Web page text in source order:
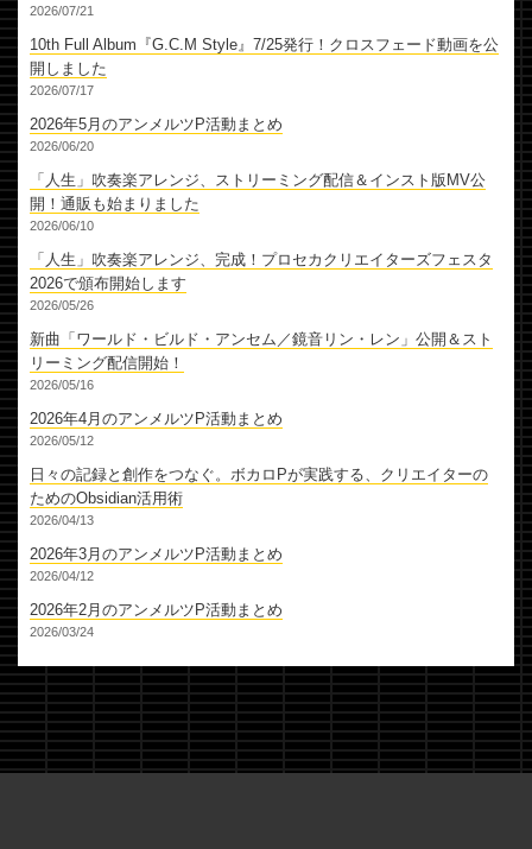
2026/07/21
10th Full Album『G.C.M Style』7/25発行！クロスフェード動画を公
開しました
2026/07/17
2026年5月のアンメルツP活動まとめ
2026/06/20
「人生」吹奏楽アレンジ、ストリーミング配信＆インスト版MV公
開！通販も始まりました
2026/06/10
「人生」吹奏楽アレンジ、完成！プロセカクリエイターズフェスタ
2026で頒布開始します
2026/05/26
新曲「ワールド・ビルド・アンセム／鏡音リン・レン」公開＆スト
リーミング配信開始！
2026/05/16
2026年4月のアンメルツP活動まとめ
2026/05/12
日々の記録と創作をつなぐ。ボカロPが実践する、クリエイターの
ためのObsidian活用術
2026/04/13
2026年3月のアンメルツP活動まとめ
2026/04/12
2026年2月のアンメルツP活動まとめ
2026/03/24